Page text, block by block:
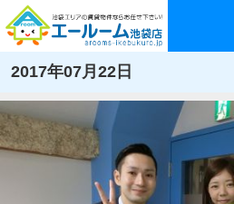
2017年07月22日